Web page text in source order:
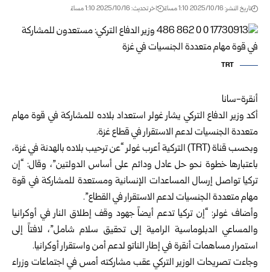
تاريخ النشر: 2025/10/16 1:10 مساءً اخر تحديث: 2025/10/16 1:10 مساءً
TRT
أنقرة-سانا
أكد وزير الدفاع التركي يشار غولر استعداد بلاده للمشاركة في قوة مهام
متعددة الجنسيات لدعم الاستقرار في قطاع غزة.
وبحسب قناة (TRT) التركية أعرب غولر “عن ترحيب بلاده بالهدنة في غزة،
باعتبارها خطوة نحو حل عادل ودائم على أساس الدولتين”، وقال: “إن
تركيا تواصل إرسال المساعدات الإنسانية ومستعدة للمشاركة في قوة
مهام متعددة الجنسيات لدعم الاستقرار في القطاع”.
وأضاف غولر: “إن تركيا تدعم أيضاً جهود وقف إطلاق النار في أوكرانيا
والمساعي الدبلوماسية الرامية إلى تحقيق سلام شامل”، لافتاً إلى
استمرار مساهمات أنقرة في إطار الناتو لدعم أمن واستقرار أوكرانيا.
وجاءت تصريحات الوزير التركي عقب مشاركته أمس في اجتماعات وزراء